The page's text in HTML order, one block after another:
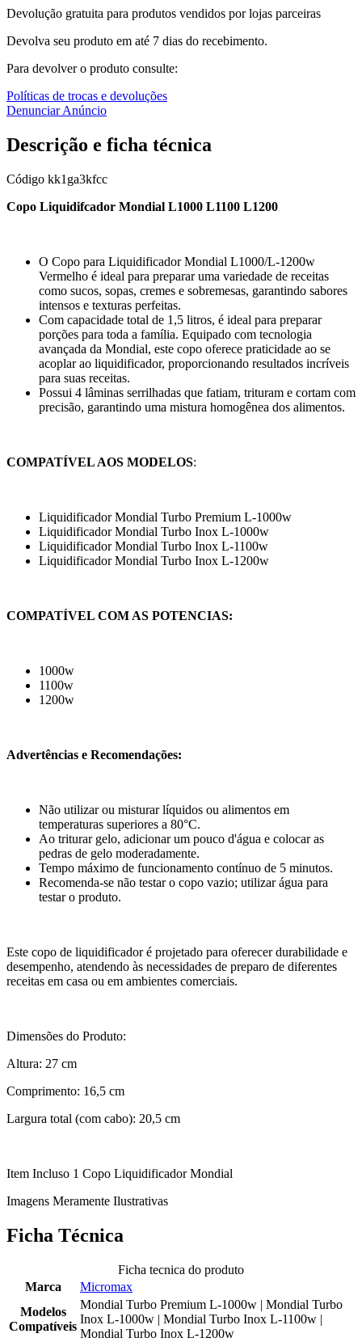
Devolução gratuita para produtos vendidos por lojas parceiras
Devolva seu produto em até 7 dias do recebimento.
Para devolver o produto consulte:
Políticas de trocas e devoluções
Denunciar Anúncio
Descrição e ficha técnica
Código kk1ga3kfcc
Copo Liquidifcador Mondial L1000 L1100 L1200
O Copo para Liquidificador Mondial L1000/L-1200w
Vermelho é ideal para preparar uma variedade de receitas
como sucos, sopas, cremes e sobremesas, garantindo sabores
intensos e texturas perfeitas.
Com capacidade total de 1,5 litros, é ideal para preparar
porções para toda a família. Equipado com tecnologia
avançada da Mondial, este copo oferece praticidade ao se
acoplar ao liquidificador, proporcionando resultados incríveis
para suas receitas.
Possui 4 lâminas serrilhadas que fatiam, trituram e cortam com
precisão, garantindo uma mistura homogênea dos alimentos.
COMPATÍVEL AOS MODELOS:
Liquidificador Mondial Turbo Premium L-1000w
Liquidificador Mondial Turbo Inox L-1000w
Liquidificador Mondial Turbo Inox L-1100w
Liquidificador Mondial Turbo Inox L-1200w
COMPATÍVEL COM AS POTENCIAS:
1000w
1100w
1200w
Advertências e Recomendações:
Não utilizar ou misturar líquidos ou alimentos em
temperaturas superiores a 80°C.
Ao triturar gelo, adicionar um pouco d'água e colocar as
pedras de gelo moderadamente.
Tempo máximo de funcionamento contínuo de 5 minutos.
Recomenda-se não testar o copo vazio; utilizar água para
testar o produto.
Este copo de liquidificador é projetado para oferecer durabilidade e
desempenho, atendendo às necessidades de preparo de diferentes
receitas em casa ou em ambientes comerciais.
Dimensões do Produto:
Altura: 27 cm
Comprimento: 16,5 cm
Largura total (com cabo): 20,5 cm
Item Incluso 1 Copo Liquidificador Mondial
Imagens Meramente Ilustrativas
Ficha Técnica
Ficha tecnica do produto
Marca
Micromax
Modelos
Compatíveis
Mondial Turbo Premium L-1000w | Mondial Turbo
Inox L-1000w | Mondial Turbo Inox L-1100w |
Mondial Turbo Inox L-1200w